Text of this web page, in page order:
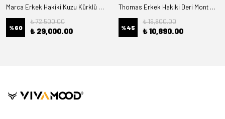
Marca Erkek Hakiki Kuzu Kürklü Deri Kaban
%60
₺ 72,500.00
₺ 29,000.00
Thomas Erkek Hakiki Deri Mont Kürk Astarlı
%45
₺ 19,800.00
₺ 10,890.00